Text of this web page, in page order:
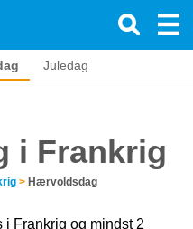
Juledag
i Frankrig
> Hærvoldsdag
i Frankrig og mindst 2